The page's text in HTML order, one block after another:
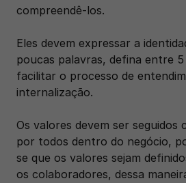
compreendê-los.
Eles devem expressar a
poucas palavras, defina entre
facilitar o processo de
internalização.
Os valores devem ser seguidos
por todos dentro do negócio,
se que os valores sejam
os colaboradores, dessa